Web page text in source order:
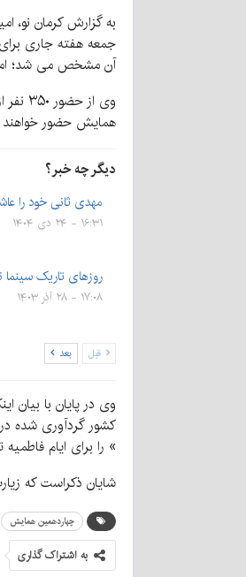
جمعه هفته جاری
آن مشخص می شد؛
وی
همایش حضور
دیگر چه خبر؟
مهدی ثانی خود را
۱۶:۳۱ - ۲۴ دی ۱۴۰۴
روزهای تاریک سینما
۱۷:۰۸ - ۲۸ آذر ۱۴۰۳
قبل بعد
» را برای ایام
شایان ذکراست که
چهاردهمین همایش
به اشتراک گذاری